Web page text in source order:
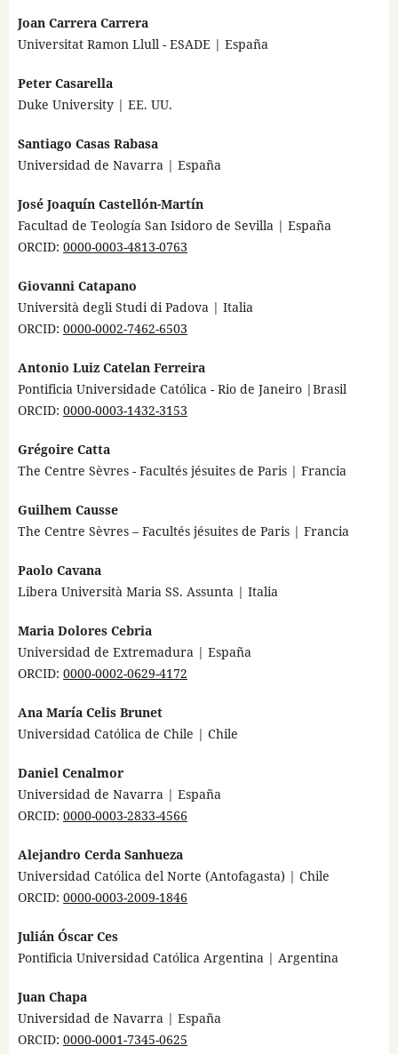
Joan Carrera Carrera
Universitat Ramon Llull - ESADE | España
Peter Casarella
Duke University | EE. UU.
Santiago Casas Rabasa
Universidad de Navarra | España
José Joaquín Castellón-Martín
Facultad de Teología San Isidoro de Sevilla | España
ORCID: 0000-0003-4813-0763
Giovanni Catapano
Università degli Studi di Padova | Italia
ORCID: 0000-0002-7462-6503
Antonio Luiz Catelan Ferreira
Pontificia Universidade Católica - Rio de Janeiro |Brasil
ORCID: 0000-0003-1432-3153
Grégoire Catta
The Centre Sèvres - Facultés jésuites de Paris | Francia
Guilhem Causse
The Centre Sèvres – Facultés jésuites de Paris | Francia
Paolo Cavana
Libera Università Maria SS. Assunta | Italia
Maria Dolores Cebria
Universidad de Extremadura | España
ORCID: 0000-0002-0629-4172
Ana María Celis Brunet
Universidad Católica de Chile | Chile
Daniel Cenalmor
Universidad de Navarra | España
ORCID: 0000-0003-2833-4566
Alejandro Cerda Sanhueza
Universidad Católica del Norte (Antofagasta) | Chile
ORCID: 0000-0003-2009-1846
Julián Óscar Ces
Pontificia Universidad Católica Argentina | Argentina
Juan Chapa
Universidad de Navarra | España
ORCID: 0000-0001-7345-0625